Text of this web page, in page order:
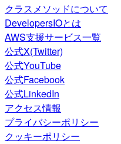
クラスメソッドについて
DevelopersIOとは
AWS支援サービス一覧
公式X(Twitter)
公式YouTube
公式Facebook
公式LinkedIn
アクセス情報
プライバシーポリシー
クッキーポリシー